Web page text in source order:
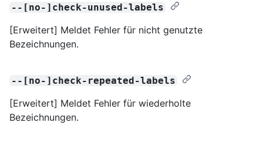
--[no-]check-unused-labels
[Erweitert] Meldet Fehler für nicht genutzte
Bezeichnungen.
--[no-]check-repeated-labels
[Erweitert] Meldet Fehler für wiederholte
Bezeichnungen.